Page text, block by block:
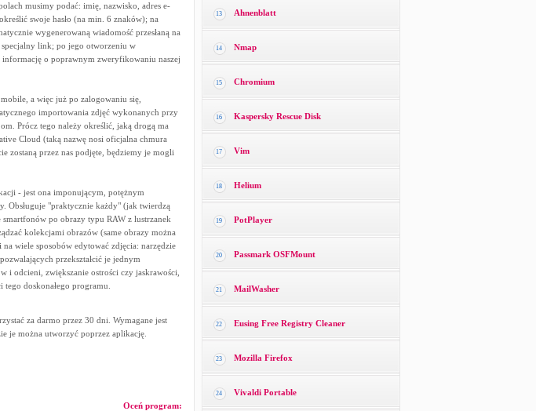
musimy podać: imię, nazwisko, adres e-
swoje hasło (na min. 6 znaków); na
wygenerowaną wiadomość przesłaną na
specjalny link; po jego otworzeniu w
o poprawnym zweryfikowaniu naszej
a więc już po zalogowaniu się,
importowania zdjęć wykonanych przy
Prócz tego należy określić, jaką drogą ma
Cloud (taką nazwę nosi oficjalna chmura
zostaną przez nas podjęte, będziemy je mogli
- jest ona imponującym, potężnym
Obsługuje "praktycznie każdy" (jak twierdzą
po obrazy typu RAW z lustrzanek
kolekcjami obrazów (same obrazy można
wiele sposobów edytować zdjęcia: narzędzie
przekształcić je jednym
i odcieni, zwiększanie ostrości czy jaskrawości,
doskonałego programu.
za darmo przez 30 dni. Wymagane jest
je można utworzyć poprzez aplikację.
Oceń program:
13 Ahnenblatt
14 Nmap
15 Chromium
16 Kaspersky Rescue Disk
17 Vim
18 Helium
19 PotPlayer
20 Passmark OSFMount
21 MailWasher
22 Eusing Free Registry Cleaner
23 Mozilla Firefox
24 Vivaldi Portable